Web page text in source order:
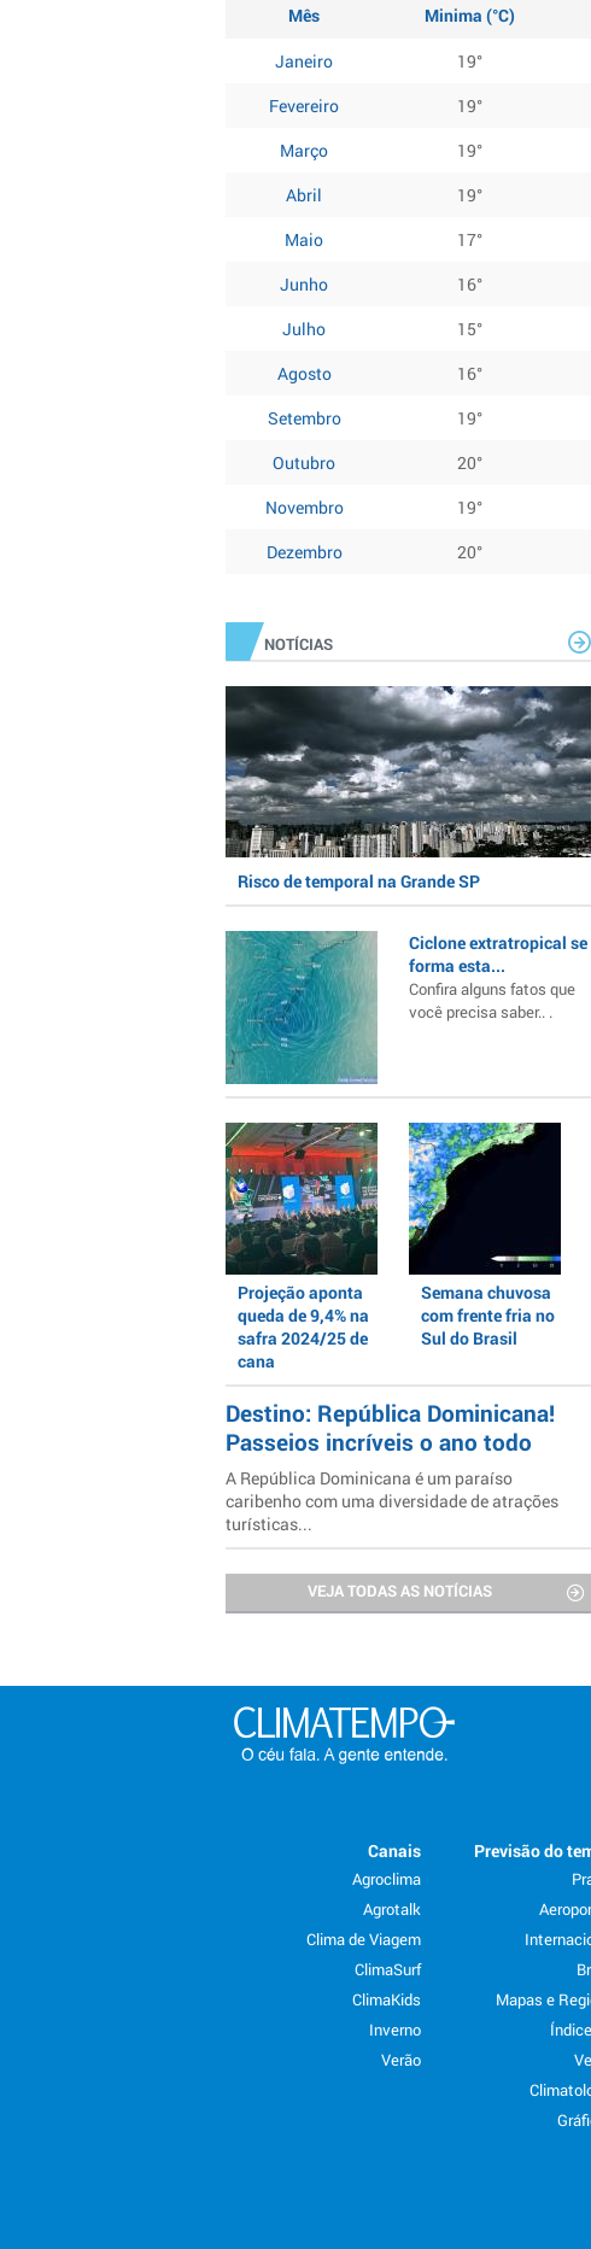
Mês Minima (°C)
Janeiro
19°
Fevereiro
19°
Março
19°
Abril
19°
Maio
17°
Junho
16°
Julho
15°
Agosto
16°
Setembro
19°
Outubro
20°
Novembro
19°
Dezembro
20°
NOTÍCIAS
Risco de temporal na Grande SP
Ciclone extratropical se
forma esta...
Confira alguns fatos que
você precisa saber.. .
Projeção aponta
queda de 9,4% na
safra 2024/25 de
cana
Semana chuvosa
com frente fria no
Sul do Brasil
Destino: República Dominicana!
Passeios incríveis o ano todo
A República Dominicana é um paraíso
caribenho com uma diversidade de atrações
turísticas...
VEJA TODAS AS NOTÍCIAS
Previsão do
Mapas e
Canais
Agroclima
Agrotalk
Clima de Viagem
ClimaSurf
ClimaKids
Inverno
Verão